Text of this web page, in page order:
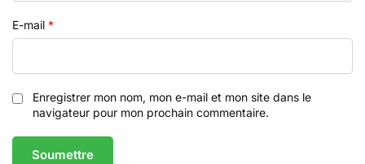
E-mail *
Enregistrer mon nom, mon e-mail et mon site dans le
navigateur pour mon prochain commentaire.